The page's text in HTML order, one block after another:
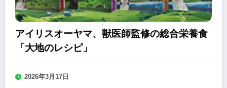
アイリスオーヤマ、獣医師監修の総合栄養食
「大地のレシピ」
2026年3月17日